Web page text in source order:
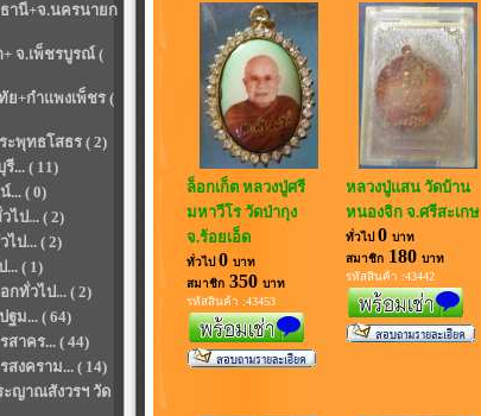
านี+จ.นครนายก
จ.เพ็ชรบูรณ์ (
ย+กำแพงเพ็ชร (
พุทธโสธร ( 2)
... ( 11)
... ( 0)
ไป... ( 2)
ป... ( 2)
( 1)
กทั่วไป... ( 2)
ม... ( 64)
าคร... ( 44)
งคราม... ( 14)
ะญาณสังวรฯ วัด
ล็อกเก็ต หลวงปู่ศรี
มหาวีโร วัดป่ากุง
จ.ร้อยเอ็ด
ทั่วไป 0 บาท
สมาชิก350 บาท
รหัสสินค้า :43453
หลวงปู่แสน วัดบ้าน
หนองจิก จ.ศรีสะเกษ
ทั่วไป 0 บาท
สมาชิก180 บาท
รหัสสินค้า :43442